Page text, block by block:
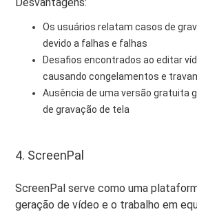
Desvantagens:
Os usuários relatam casos de
devido a falhas e falhas
Desafios encontrados ao editar
causando congelamentos e
Ausência de uma versão gratuita
de gravação de tela
4. ScreenPal
ScreenPal serve como uma
geração de vídeo e o trabalho em